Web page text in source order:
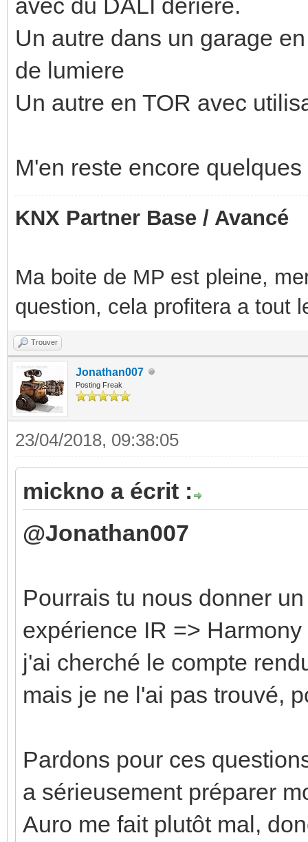
avec du DALI deriere.
Un autre dans un garage
de lumiere
Un autre en TOR avec
M'en reste encore
KNX Partner Base / Avancé
Ma boite de MP est pleine,
question, cela profitera a tout
Trouver
Jonathan007
Posting Freak
23/04/2018, 09:38:05
mickno a écrit :
@Jonathan007
Pourrais tu nous donner
expérience IR =>
j'ai cherché le compte
mais je ne l'ai pas trouvé,
Pardons pour ces
a sérieusement préparer
Auro me fait plutôt mal,